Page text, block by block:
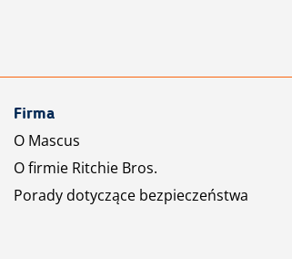
Firma
O Mascus
O firmie Ritchie Bros.
Porady dotyczące bezpieczeństwa